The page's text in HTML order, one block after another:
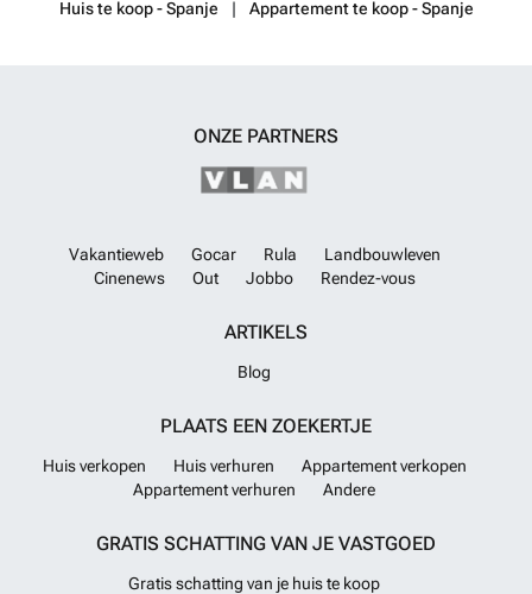
Huis te koop - Spanje Appartement te koop - Spanje
ONZE PARTNERS
Vakantieweb Gocar Rula
Landbouwleven
Cinenews
Out Jobbo Rendez-vous
ARTIKELS
Blog
PLAATS EEN ZOEKERTJE
Huis verkopen Huis verhuren
Appartement verkopen
Appartement verhuren
Andere
GRATIS SCHATTING VAN JE VASTGOED
Gratis schatting van je huis te koop